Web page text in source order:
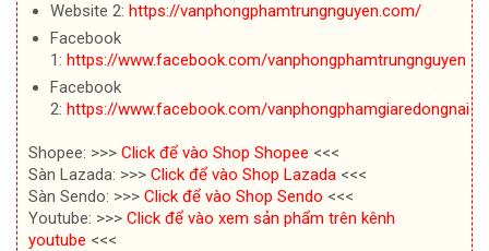
Website 2: https://vanphongphamtrungnguyen.com/
Facebook
1: https://www.facebook.com/vanphongphamtrungnguyen
Facebook
2: https://www.facebook.com/vanphongphamgiaredongnai
Shopee: >>> Click để vào Shop Shopee <<<
Sàn Lazada: >>> Click để vào Shop Lazada <<<
Sàn Sendo: >>> Click để vào Shop Sendo <<<
Youtube: >>> Click để vào xem sản phẩm trên kênh
youtube <<<